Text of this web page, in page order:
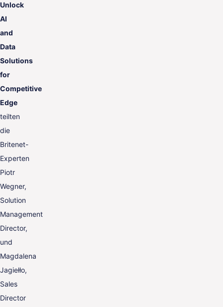
Unlock
AI
and
Data
Solutions
for
Competitive
Edge
teilten
die
Britenet-
Experten
Piotr
Wegner,
Solution
Management
Director,
und
Magdalena
Jagiełło,
Sales
Director